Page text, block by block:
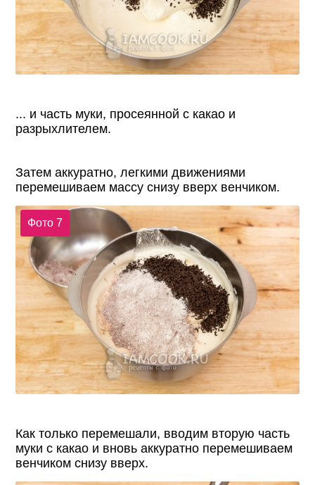
... и часть муки, просеянной с какао и
разрыхлителем.
Затем аккуратно, легкими движениями
перемешиваем массу снизу вверх венчиком.
Фото 7
Как только перемешали, вводим вторую часть
муки с какао и вновь аккуратно перемешиваем
венчиком снизу вверх.